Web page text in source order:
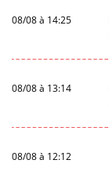
08/08 à 14:25
08/08 à 13:14
08/08 à 12:12